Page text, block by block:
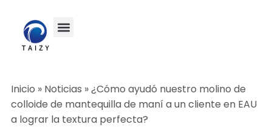
Inicio » Noticias »¿Cómo ayudó nuestro molino de
colloide de mantequilla de maní a un cliente en EAU
a lograr la textura perfecta?